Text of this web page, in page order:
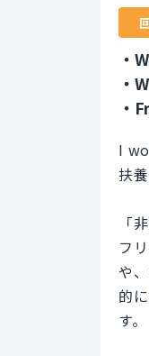
・
・
・
I
扶
「
フ
や
的
す。